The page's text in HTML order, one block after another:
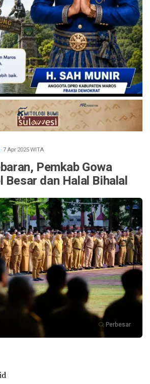
· 7 Apr 2025WITA
Pemkab Gowa
Besar dan Halal Bihalal
Perbesar